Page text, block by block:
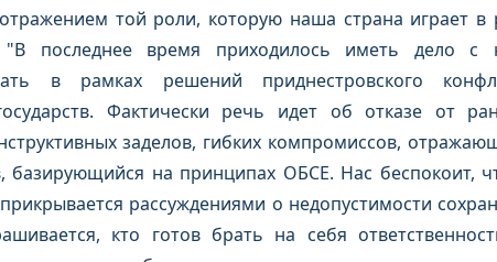
той роли, которую наша страна играет в
последнее время приходилось иметь дело с
в рамках решений приднестровского
Фактически речь идет об отказе от
заделов, гибких компромиссов,
базирующийся на принципах ОБСЕ. Нас беспокоит,
рассуждениями о недопустимости
кто готов брать на себя